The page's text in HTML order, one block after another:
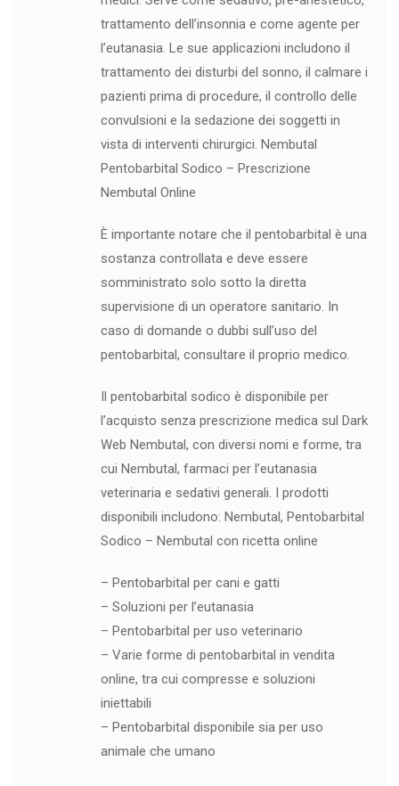
trattamento dell’insonnia e come agente per
l’eutanasia. Le sue applicazioni includono il
trattamento dei disturbi del sonno, il calmare i
pazienti prima di procedure, il controllo delle
convulsioni e la sedazione dei soggetti in
vista di interventi chirurgici. Nembutal
Pentobarbital Sodico – Prescrizione
Nembutal Online
È importante notare che il pentobarbital è una
sostanza controllata e deve essere
somministrato solo sotto la diretta
supervisione di un operatore sanitario. In
caso di domande o dubbi sull’uso del
pentobarbital, consultare il proprio medico.
Il pentobarbital sodico è disponibile per
l’acquisto senza prescrizione medica sul Dark
Web Nembutal, con diversi nomi e forme, tra
cui Nembutal, farmaci per l’eutanasia
veterinaria e sedativi generali. I prodotti
disponibili includono: Nembutal, Pentobarbital
Sodico – Nembutal con ricetta online
– Pentobarbital per cani e gatti
– Soluzioni per l’eutanasia
– Pentobarbital per uso veterinario
– Varie forme di pentobarbital in vendita
online, tra cui compresse e soluzioni
iniettabili
– Pentobarbital disponibile sia per uso
animale che umano